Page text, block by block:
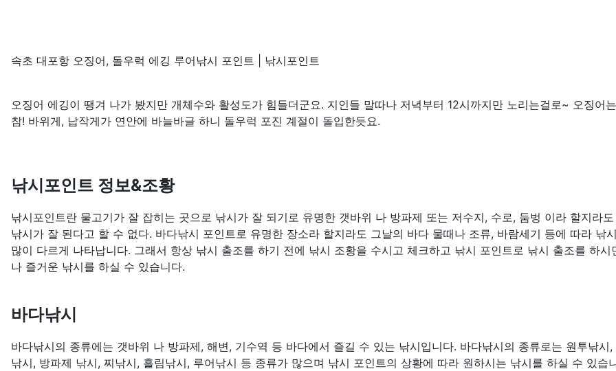
속초 대포항 오징어, 돌우럭 에깅 루어낚시 포인트 | 낚시포인트
오징어 에깅이 땡겨 나가 봤지만 개체수와 활성도가 힘들더군요. 지인들 말따나 저녁부터 12시까지만 노리는걸로~ 오징어
참! 바위게, 납작게가 연안에 바늘바글 하니 돌우럭 포진 계절이 돌입한듯요.
낚시포인트 정보&조황
낚시포인트란 물고기가 잘 잡히는 곳으로 낚시가 잘 되기로 유명한 갯바위 나 방파제 또는 저수지, 수로, 둠벙 이라 할지라
낚시가 잘 된다고 할 수 없다. 바다낚시 포인트로 유명한 장소라 할지라도 그날의 바다 물때나 조류, 바람세기 등에 따라 낚
많이 다르게 나타납니다. 그래서 항상 낚시 출조를 하기 전에 낚시 조황을 수시고 체크하고 낚시 포인트로 낚시 출조를 하시
나 즐거운 낚시를 하실 수 있습니다.
바다낚시
바다낚시의 종류에는 갯바위 나 방파제, 해변, 기수역 등 바다에서 즐길 수 있는 낚시입니다. 바다낚시의 종류로는 원투낚시,
낚시, 방파제 낚시, 찌낚시, 흘림낚시, 루어낚시 등 종류가 많으며 낚시 포인트의 상황에 따라 원하시는 낚시를 하실 수 있습